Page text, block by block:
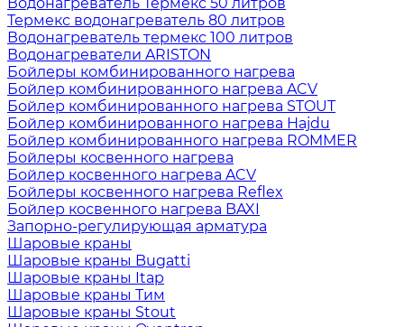
Термекс водонагреватель 80 литров
Водонагреватель термекс 100 литров
Водонагреватели ARISTON
Бойлеры комбинированного нагрева
Бойлер комбинированного нагрева ACV
Бойлер комбинированного нагрева STOUT
Бойлер комбинированного нагрева Hajdu
Бойлер комбинированного нагрева ROMMER
Бойлеры косвенного нагрева
Бойлер косвенного нагрева ACV
Бойлеры косвенного нагрева Reflex
Бойлер косвенного нагрева BAXI
Запорно-регулирующая арматура
Шаровые краны
Шаровые краны Bugatti
Шаровые краны Itap
Шаровые краны Тим
Шаровые краны Stout